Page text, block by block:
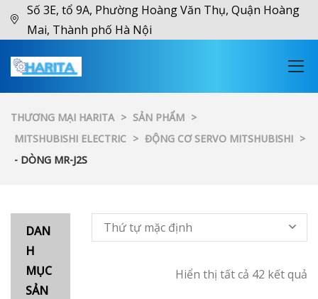
Số 3E, tổ 9A, Phường Hoàng Văn Thụ, Quận Hoàng
Mai, Thành phố Hà Nội
THƯƠNG MẠI HARITA > SẢN PHẨM >
MITSHUBISHI ELECTRIC > ĐỘNG CƠ SERVO MITSHUBISHI >
- DÒNG MR-J2S
DAN
H
MỤC
SẢN
Hiển thị tất cả 42 kết quả
Thứ tự mặc định